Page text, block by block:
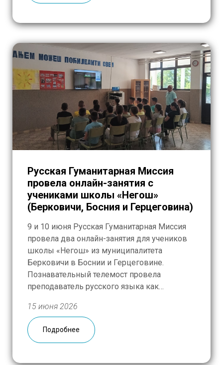
другу о культуре, традициях, народной
Русская Гуманитарная Миссия
провела онлайн-занятия с
учениками школы «Негош»
(Берковичи, Босния и Герцеговина)
9 и 10 июня Русская Гуманитарная Миссия
провела два онлайн-занятия для учеников
школы «Негош» из муниципалитета
Берковичи в Боснии и Герцеговине.
Познавательный телемост провела
преподаватель русского языка как
нем приняли 50 человек – ученики 6, 7 и 8
классов, изучающие русский в рамках
школьной программы. Игровой формат
15 июня 2026
Подробнее